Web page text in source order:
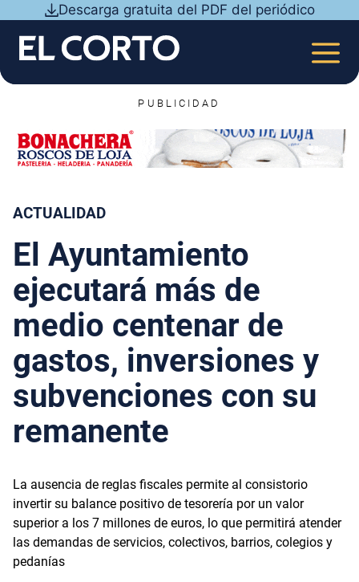
contenido
Descarga gratuita del PDF del periódico
PUBLICIDAD
ACTUALIDAD
El Ayuntamiento
ejecutará más de
medio centenar de
gastos, inversiones y
subvenciones con su
remanente
La ausencia de reglas fiscales permite al consistorio
invertir su balance positivo de tesorería por un valor
superior a los 7 millones de euros, lo que permitirá atender
las demandas de servicios, colectivos, barrios, colegios y
pedanías